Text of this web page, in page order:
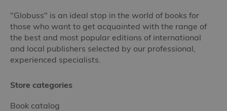
"Globuss" is an ideal stop in the world of books for
those who want to get acquainted with the range of
the best and most popular editions of international
and local publishers selected by our professional,
experienced specialists.
Store categories
Book catalog